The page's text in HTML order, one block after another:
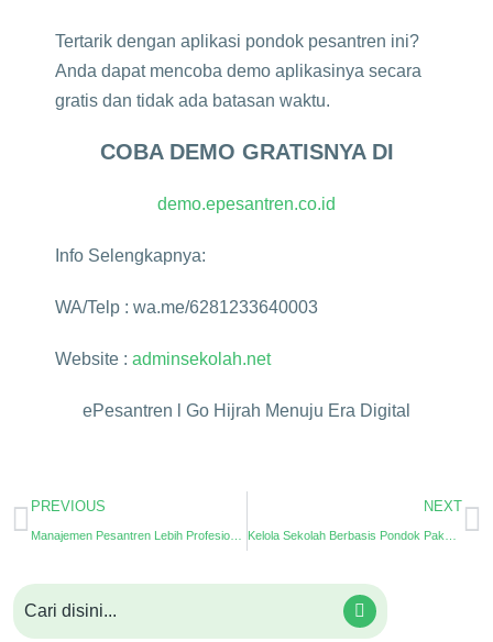
Tertarik dengan aplikasi pondok pesantren ini?
Anda dapat mencoba demo aplikasinya secara
gratis dan tidak ada batasan waktu.
COBA DEMO GRATISNYA DI
demo.epesantren.co.id
Info Selengkapnya:
WA/Telp : wa.me/6281233640003
Website : adminsekolah.net
ePesantren l Go Hijrah Menuju Era Digital
PREVIOUS NEXT